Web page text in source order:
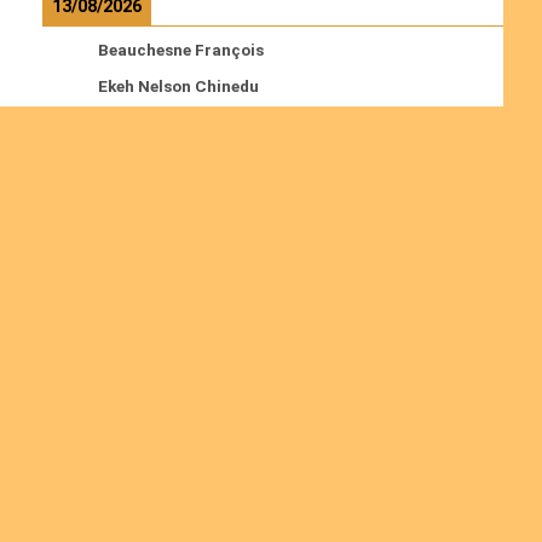
13/08/2026
Beauchesne François
Ekeh Nelson Chinedu